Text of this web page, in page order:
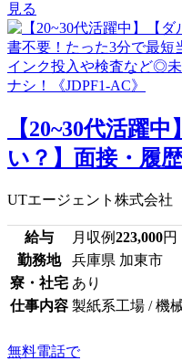
見る
【20~30代活躍
い？】面接・履
UTエージェント株式会社
給与 月収例223,000円
勤務地
兵庫県 加東市
寮・社宅 あり
仕事内容 製紙系工場 / 機
無料電話で